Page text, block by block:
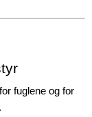
fuglene og for